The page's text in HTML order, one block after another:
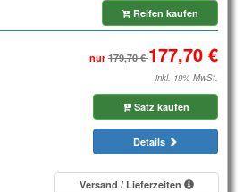
Reifen kaufen
nur
inkl. 19% MwSt.
Satz kaufen
Details
Versand / Lieferzeiten